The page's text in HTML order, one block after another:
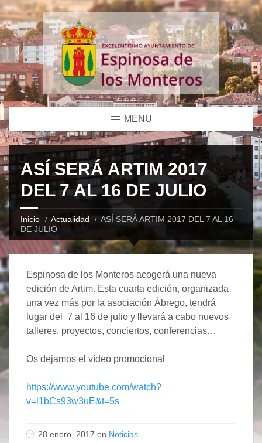
MENU
ASÍ SERÁ ARTIM 2017
DEL 7 AL 16 DE JULIO
Inicio Actualidad
ASÍ SERÁ ARTIM 2017 DEL 7 AL 16
DE JULIO
Espinosa de los Monteros acogerá una nueva
edición de Artim. Esta cuarta edición, organizada
una vez más por la asociación Ábrego, tendrá
lugar del 7 al 16 de julio y llevará a cabo nuevos
talleres, proyectos, conciertos, conferencias…
Os dejamos el vídeo promocional
https://www.youtube.com/watch?
v=l1bCs93w3uE&t=5s
28 enero, 2017 en Noticias